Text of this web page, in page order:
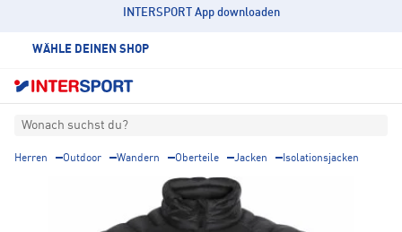
INTERSPORT App downloaden
WÄHLE DEINEN SHOP
Wonach suchst du?
Herren Outdoor Wandern Oberteile Jacken Isolationsjacken